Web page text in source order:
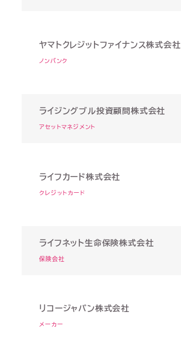
ヤマトクレジットファイナンス株式会社
ノンバンク
ライジングブル投資顧問株式会社
アセットマネジメント
ライフカード株式会社
クレジットカード
ライフネット生命保険株式会社
保険会社
リコージャパン株式会社
メーカー